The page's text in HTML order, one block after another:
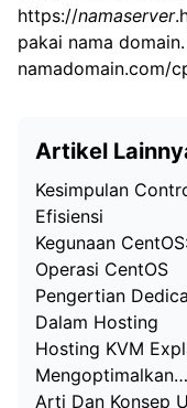
https://namaserver
pakai nama
namadomain.com/
Artikel
Kesimpulan
Efisiensi
Kegunaan
Operasi CentOS
Pengertian
Dalam Hosting
Hosting KVM
Mengoptimalkan…
Arti Dan Konsep